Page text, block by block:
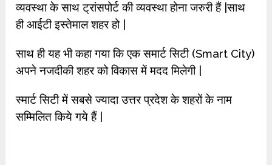
व्यवस्था के साथ ट्रांसपोर्ट की व्यवस्था होना जरुरी हैं |साथ
ही आईटी इस्तेमाल शहर हो |
साथ ही यह भी कहा गया कि एक समार्ट सिटी (Smart City)
अपने नजदीकी शहर को विकास में मदद मिलेगी |
स्मार्ट सिटी में सबसे ज्यादा उत्तर प्रदेश के शहरों के नाम
सम्मिलित किये गये हैं |